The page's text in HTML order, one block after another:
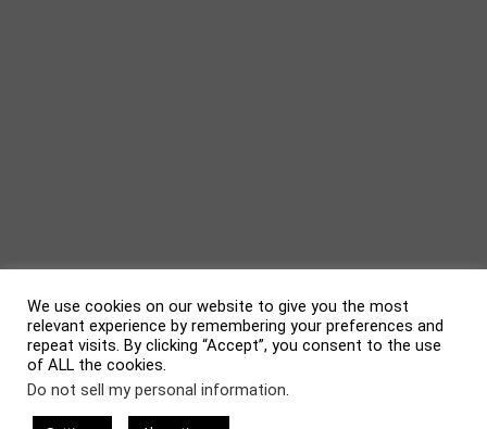
evolvetheme by Theme4Press • Powered by
We use cookies on our website to give you the most
relevant experience by remembering your preferences and
repeat visits. By clicking “Accept”, you consent to the use
of ALL the cookies.
Do not sell my personal information.